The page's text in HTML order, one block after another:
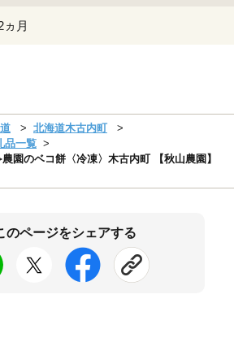
月
北海道木古内町
品一覧
園のベコ餅〈冷凍〉木古内町 【秋山農園】
のページをシェアする